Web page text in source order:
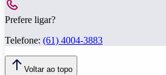
Prefere ligar?
Telefone: (61) 4004-3883
Voltar ao topo